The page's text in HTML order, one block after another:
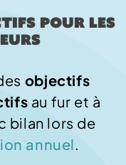
pour les
objectifs
au fur et à
bilan lors de
annuel.